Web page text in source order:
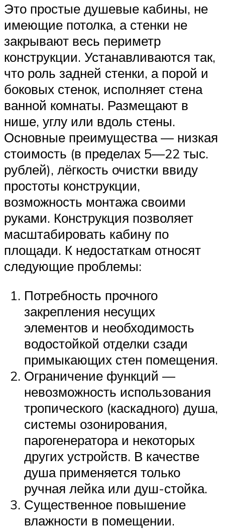
Это простые душевые кабины, не
имеющие потолка, а стенки не
закрывают весь периметр
конструкции. Устанавливаются так,
что роль задней стенки, а порой и
боковых стенок, исполняет стена
ванной комнаты. Размещают в
нише, углу или вдоль стены.
Основные преимущества — низкая
стоимость (в пределах 5—22 тыс.
рублей), лёгкость очистки ввиду
простоты конструкции,
возможность монтажа своими
руками. Конструкция позволяет
масштабировать кабину по
площади. К недостаткам относят
следующие проблемы:
Потребность прочного
закрепления несущих
элементов и необходимость
водостойкой отделки сзади
примыкающих стен помещения.
Ограничение функций —
невозможность использования
тропического (каскадного) душа,
системы озонирования,
парогенератора и некоторых
других устройств. В качестве
душа применяется только
ручная лейка или душ-стойка.
Существенное повышение
влажности в помещении.